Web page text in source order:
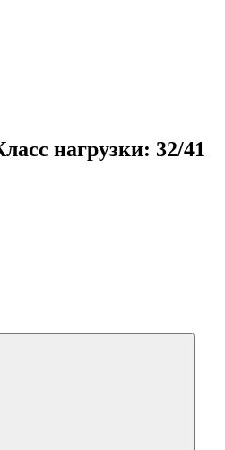
нагрузки: 32/41